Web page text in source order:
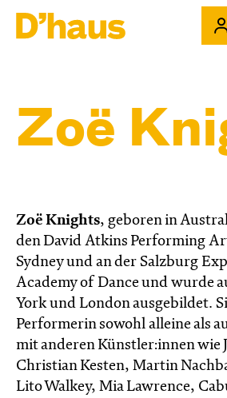
Zoë
Zoë Knights, geboren in
den David Atkins Performing
Sydney und an der Salzburg
Academy of Dance und wurde
York und London ausgebildet.
Performerin sowohl alleine als
mit anderen Künstler:innen wie
Christian Kesten, Martin
Lito Walkey, Mia Lawrence,